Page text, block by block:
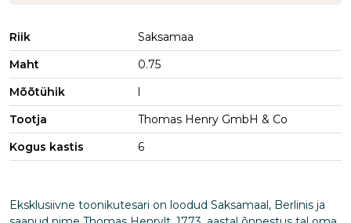
Riik
Saksamaa
Maht
0.75
Mõõtühik
l
Tootja
Thomas Henry GmbH & Co
Kogus kastis
6
Eksklusiivne toonikutesari on loodud Saksamaal, Berlinis ja